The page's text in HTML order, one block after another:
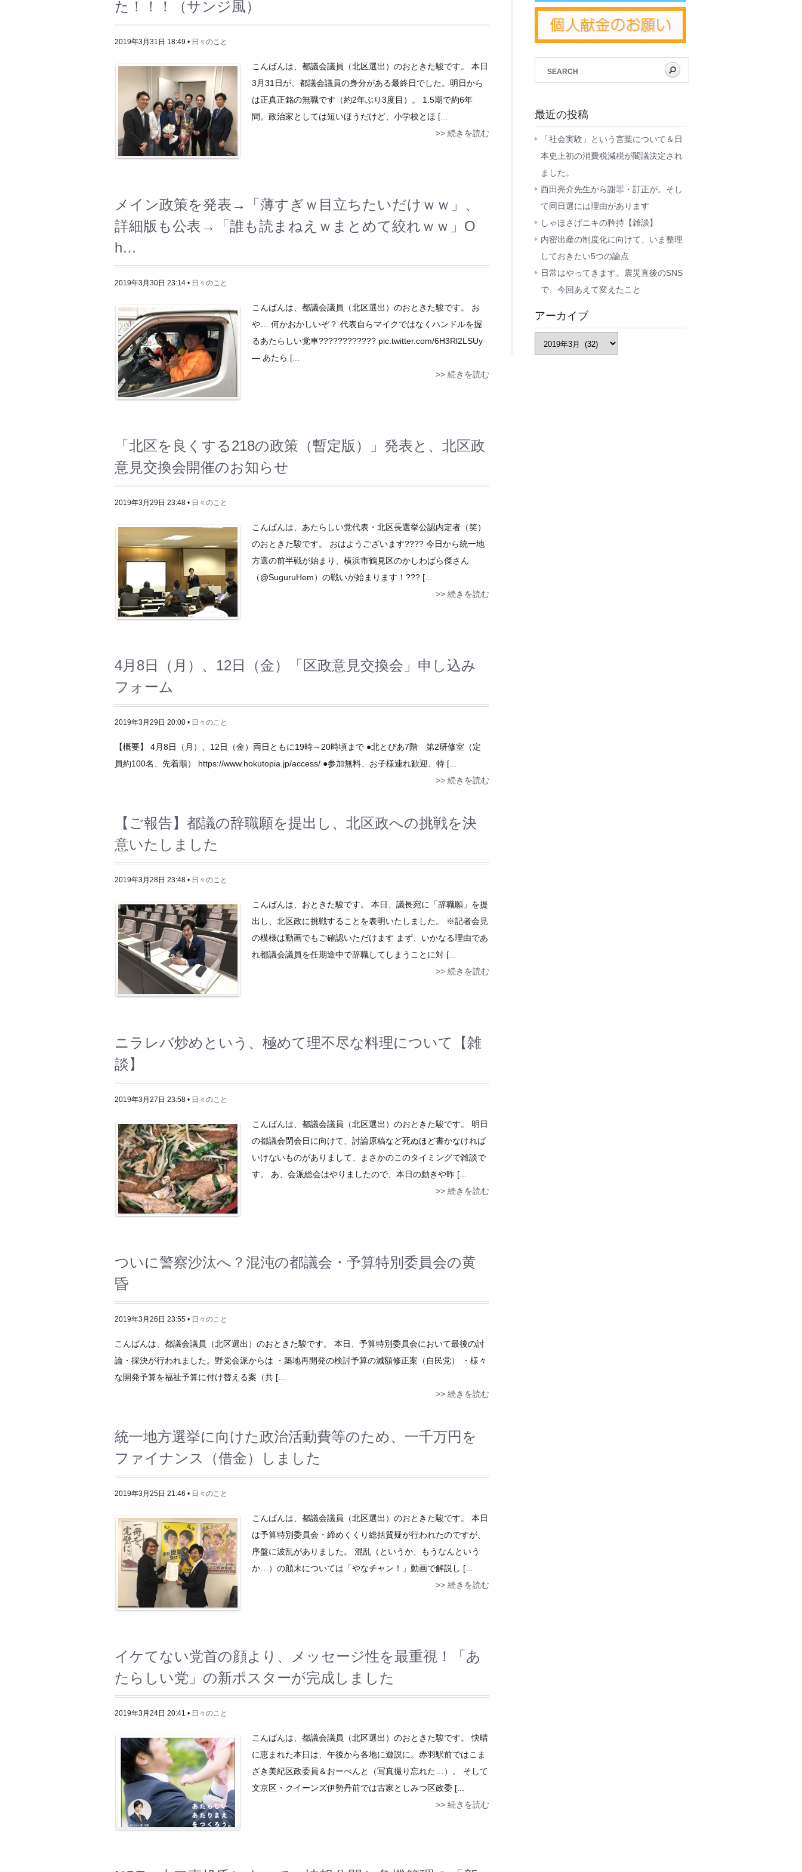
た！！！（サンジ風）
2019年3月31日 18:49 • 日々のこと
こんばんは、都議会議員（北区選出）のおときた駿です。 本日
3月31日が、都議会議員の身分がある最終日でした。明日から
は正真正銘の無職です（約2年ぶり3度目）。 1.5期で約6年
間。政治家としては短いほうだけど、小学校とほ [...
>> 続きを読む
メイン政策を発表→「薄すぎｗ目立ちたいだけｗｗ」、
詳細版も公表→「誰も読まねえｗまとめて絞れｗｗ」O
h…
2019年3月30日 23:14 • 日々のこと
こんばんは、都議会議員（北区選出）のおときた駿です。 お
や… 何かおかしいぞ？ 代表自らマイクではなくハンドルを握
るあたらしい党車???????????? pic.twitter.com/6H3Rl2LSUy
— あたら [...
>> 続きを読む
「北区を良くする218の政策（暫定版）」発表と、北区政
意見交換会開催のお知らせ
2019年3月29日 23:48 • 日々のこと
こんばんは、あたらしい党代表・北区長選挙公認内定者（笑）
のおときた駿です。 おはようございます???? 今日から統一地
方選の前半戦が始まり、横浜市鶴見区のかしわばら傑さん
（@SuguruHem）の戦いが始まります！??? [...
>> 続きを読む
4月8日（月）、12日（金）「区政意見交換会」申し込み
フォーム
2019年3月29日 20:00 • 日々のこと
【概要】 4月8日（月）、12日（金）両日ともに19時～20時頃まで ●北とぴあ7階 第2研修室（定
員約100名、先着順） https://www.hokutopia.jp/access/ ●参加無料、お子様連れ歓迎、特 [...
>> 続きを読む
【ご報告】都議の辞職願を提出し、北区政への挑戦を決
意いたしました
2019年3月28日 23:48 • 日々のこと
こんばんは、おときた駿です。 本日、議長宛に「辞職願」を提
出し、北区政に挑戦することを表明いたしました。 ※記者会見
の模様は動画でもご確認いただけます まず、いかなる理由であ
れ都議会議員を任期途中で辞職してしまうことに対 [...
>> 続きを読む
ニラレバ炒めという、極めて理不尽な料理について【雑
談】
2019年3月27日 23:58 • 日々のこと
こんばんは、都議会議員（北区選出）のおときた駿です。 明日
の都議会閉会日に向けて、討論原稿など死ぬほど書かなければ
いけないものがありまして、まさかのこのタイミングで雑談で
す。 あ、会派総会はやりましたので、本日の動きや昨 [...
>> 続きを読む
ついに警察沙汰へ？混沌の都議会・予算特別委員会の黄
昏
2019年3月26日 23:55 • 日々のこと
こんばんは、都議会議員（北区選出）のおときた駿です。 本日、予算特別委員会において最後の討
論・採決が行われました。野党会派からは ・築地再開発の検討予算の減額修正案（自民党） ・様々
な開発予算を福祉予算に付け替える案（共 [...
>> 続きを読む
統一地方選挙に向けた政治活動費等のため、一千万円を
ファイナンス（借金）しました
2019年3月25日 21:46 • 日々のこと
こんばんは、都議会議員（北区選出）のおときた駿です。 本日
は予算特別委員会・締めくくり総括質疑が行われたのですが、
序盤に波乱がありました。 混乱（というか、もうなんという
か…）の顛末については「やなチャン！」動画で解説し [...
>> 続きを読む
イケてない党首の顔より、メッセージ性を最重視！「あ
たらしい党」の新ポスターが完成しました
2019年3月24日 20:41 • 日々のこと
こんばんは、都議会議員（北区選出）のおときた駿です。 快晴
に恵まれた本日は、午後から各地に遊説に。赤羽駅前ではこま
ざき美紀区政委員＆おーぺんと（写真撮り忘れた…）。 そして
文京区・クイーンズ伊勢丹前では古家としみつ区政委 [...
>> 続きを読む
最近の投稿
「社会実験」という言葉について＆日
本史上初の消費税減税が閣議決定され
ました。
西田亮介先生から謝罪・訂正が。そし
て同日選には理由があります
しゃほさげニキの矜持【雑談】
内密出産の制度化に向けて、いま整理
しておきたい5つの論点
日常はやってきます。震災直後のSNS
で、今回あえて変えたこと
アーカイブ